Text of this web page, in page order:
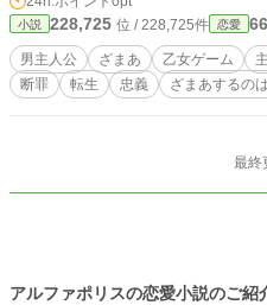
小説 228,725 位 / 228,725件 恋愛
男主人公 ざまあ 乙女ゲーム
断罪
転生 忠義 ざまあするの
最終
アルファポリスの恋愛小説のご紹